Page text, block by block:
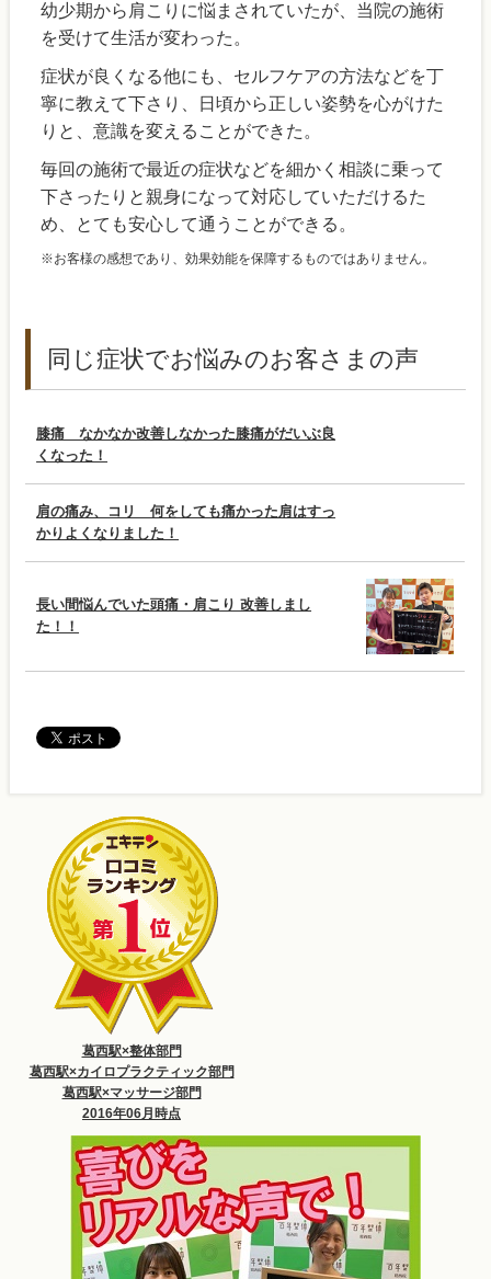
幼少期から肩こりに悩まされていたが、当院の施術
を受けて生活が変わった。
症状が良くなる他にも、セルフケアの方法などを丁
寧に教えて下さり、日頃から正しい姿勢を心がけた
りと、意識を変えることができた。
毎回の施術で最近の症状などを細かく相談に乗って
下さったりと親身になって対応していただけるた
め、とても安心して通うことができる。
※お客様の感想であり、効果効能を保障するものではありません。
同じ症状でお悩みのお客さまの声
膝痛 なかなか改善しなかった膝痛がだいぶ良
くなった！
肩の痛み、コリ 何をしても痛かった肩はすっ
かりよくなりました！
長い間悩んでいた頭痛・肩こり 改善しまし
た！！
葛西駅×整体部門
葛西駅×カイロプラクティック部門
葛西駅×マッサージ部門
2016年06月時点